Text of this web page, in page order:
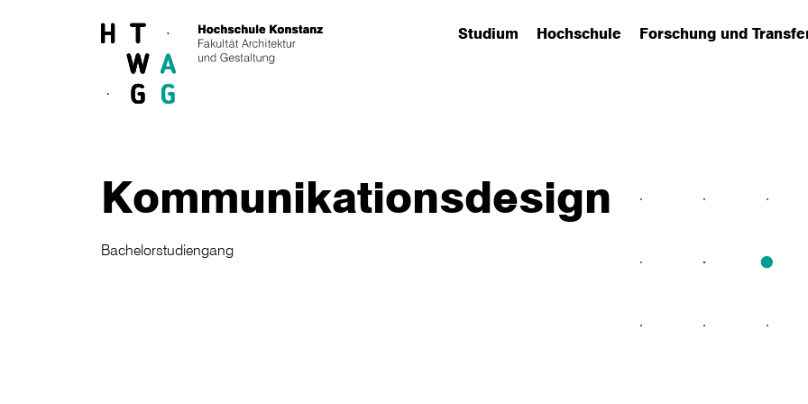
Studium
(has submenu)Hochschule
(has submenu)Forschung und
(has submenu)
Kommunikationsdesign
Bachelorstudiengang